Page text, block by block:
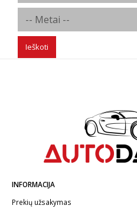
Ieškoti
INFORMACIJA
Prekių užsakymas